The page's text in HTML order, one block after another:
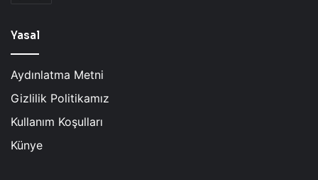
Yasal
Aydınlatma Metni
Gizlilik Politikamız
Kullanım Koşulları
Künye